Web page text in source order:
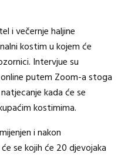
i večernje haljine
kostim u kojem će
Intervjue su
putem Zoom-a stoga
kada će se
kostimima.
i nakon
se kojih će 20 djevojaka